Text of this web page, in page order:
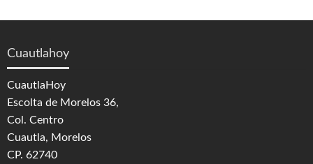
Cuautlahoy
CuautlaHoy
Escolta de Morelos 36,
Col. Centro
Cuautla, Morelos
CP. 62740